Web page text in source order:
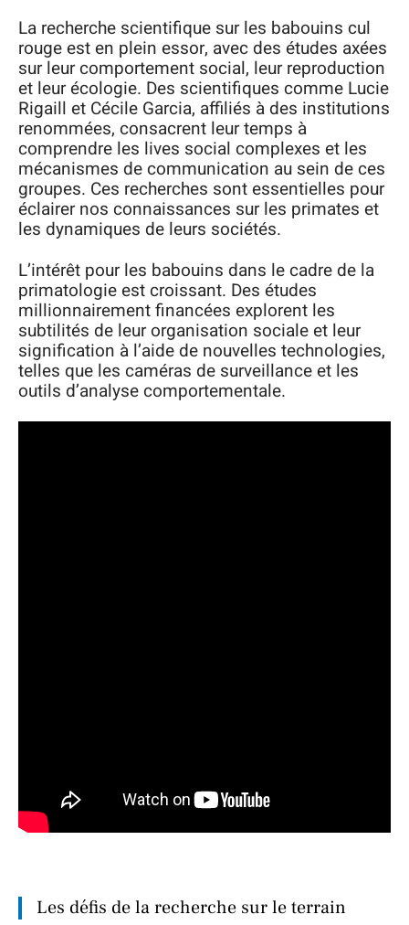
La recherche scientifique sur les babouins cul
rouge est en plein essor, avec des études axées
sur leur comportement social, leur reproduction
et leur écologie. Des scientifiques comme Lucie
Rigaill et Cécile Garcia, affiliés à des institutions
renommées, consacrent leur temps à
comprendre les lives social complexes et les
mécanismes de communication au sein de ces
groupes. Ces recherches sont essentielles pour
éclairer nos connaissances sur les primates et
les dynamiques de leurs sociétés.
L’intérêt pour les babouins dans le cadre de la
primatologie est croissant. Des études
millionnairement financées explorent les
subtilités de leur organisation sociale et leur
signification à l’aide de nouvelles technologies,
telles que les caméras de surveillance et les
outils d’analyse comportementale.
Les défis de la recherche sur le terrain